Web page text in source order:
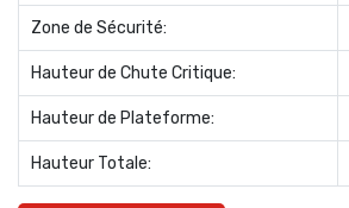
Zone de Sécurité:
Hauteur de Chute Critique:
Hauteur de Plateforme:
Hauteur Totale: